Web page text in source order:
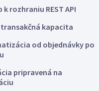
k rozhraniu REST API
transakčná kapacita
od objednávky po
pripravená na